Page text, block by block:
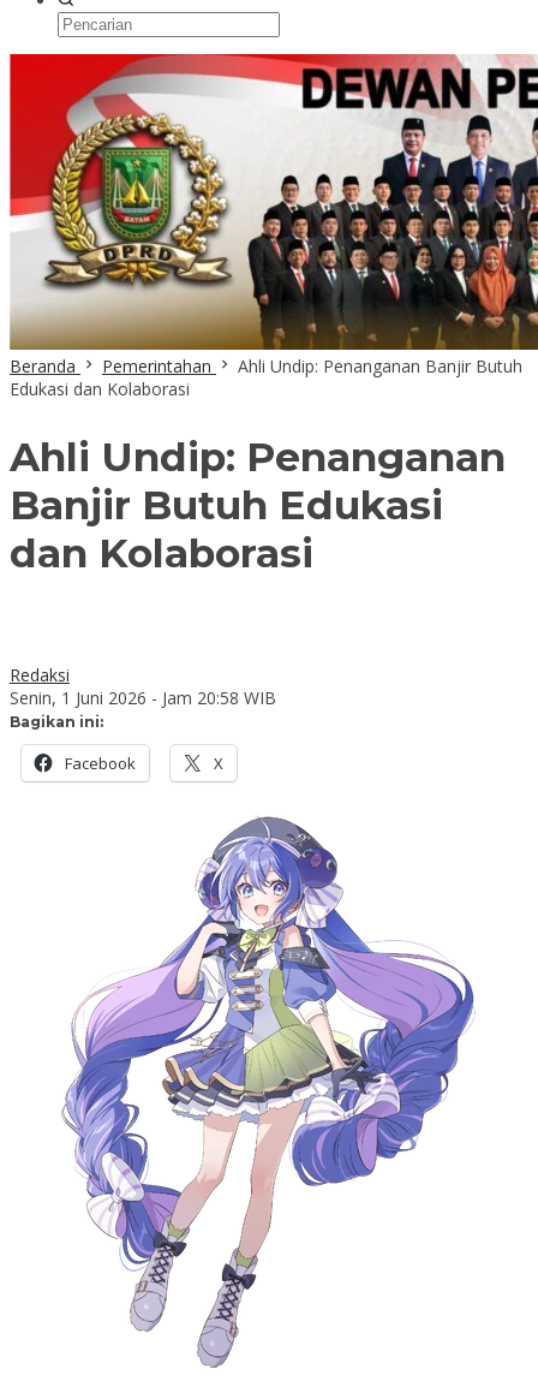
Beranda Pemerintahan
Ahli Undip: Penanganan Banjir Butuh
Edukasi dan Kolaborasi
Ahli Undip: Penanganan
Banjir Butuh Edukasi
dan Kolaborasi
Redaksi
Senin, 1 Juni 2026 - Jam 20:58 WIB
Bagikan ini:
Facebook X